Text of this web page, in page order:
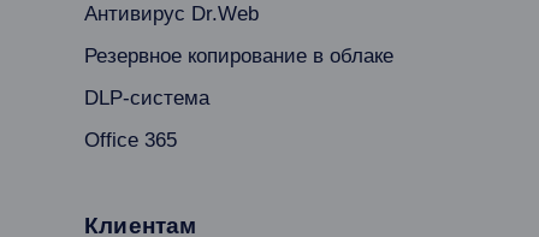
Антивирус Dr.Web
Резервное копирование в облаке
DLP-система
Office 365
Клиентам